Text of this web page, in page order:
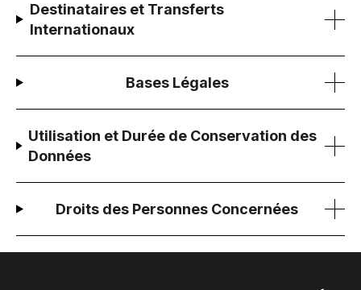
Destinataires et Transferts
Internationaux
Bases Légales
Utilisation et Durée de Conservation des
Données
Droits des Personnes Concernées